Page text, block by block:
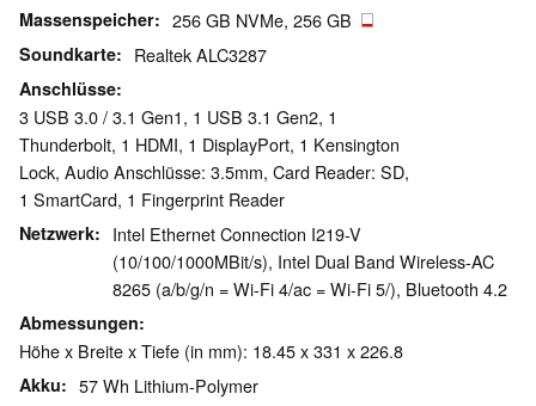
Massenspeicher 256 GB NVMe, 256 GB
Soundkarte Realtek ALC3287
Anschlüsse
3 USB 3.0 / 3.1 Gen1, 1 USB 3.1 Gen2, 1
Thunderbolt, 1 HDMI, 1 DisplayPort, 1 Kensington
Lock, Audio Anschlüsse: 3.5mm, Card Reader: SD,
1 SmartCard, 1 Fingerprint Reader
Netzwerk
Intel Ethernet Connection I219-V
(10/100/1000MBit/s), Intel Dual Band Wireless-AC
8265 (a/b/g/n = Wi-Fi 4/ac = Wi-Fi 5/), Bluetooth 4.2
Abmessungen
Höhe x Breite x Tiefe (in mm): 18.45 x 331 x 226.8
Akku 57 Wh Lithium-Polymer